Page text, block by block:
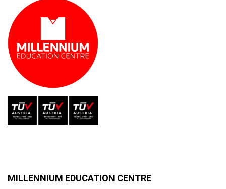
MILLENNIUM EDUCATION CENTRE